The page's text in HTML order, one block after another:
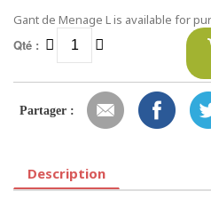
Gant de Menage L is available for
Qté :
Partager :
Description